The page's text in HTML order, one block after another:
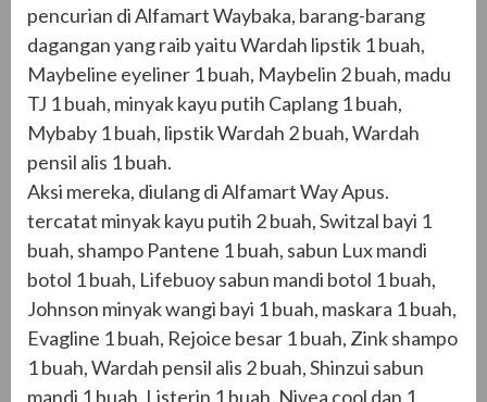
pencurian di Alfamart Waybaka, barang-barang
dagangan yang raib yaitu Wardah lipstik 1 buah,
Maybeline eyeliner 1 buah, Maybelin 2 buah, madu
TJ 1 buah, minyak kayu putih Caplang 1 buah,
Mybaby 1 buah, lipstik Wardah 2 buah, Wardah
pensil alis 1 buah.
Aksi mereka, diulang di Alfamart Way Apus.
tercatat minyak kayu putih 2 buah, Switzal bayi 1
buah, shampo Pantene 1 buah, sabun Lux mandi
botol 1 buah, Lifebuoy sabun mandi botol 1 buah,
Johnson minyak wangi bayi 1 buah, maskara 1 buah,
Evagline 1 buah, Rejoice besar 1 buah, Zink shampo
1 buah, Wardah pensil alis 2 buah, Shinzui sabun
mandi 1 buah, Listerin 1 buah, Nivea cool dan 1